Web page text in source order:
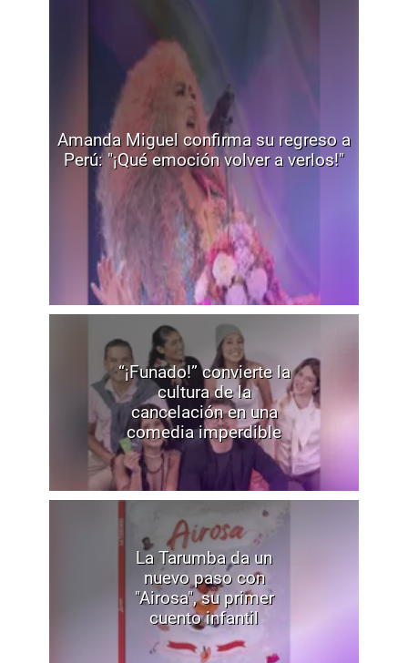
Amanda Miguel confirma su regreso a
Perú: "¡Qué emoción volver a verlos!"
“¡Funado!” convierte la
cultura de la
cancelación en una
comedia imperdible
La Tarumba da un
nuevo paso con
"Airosa", su primer
cuento infantil